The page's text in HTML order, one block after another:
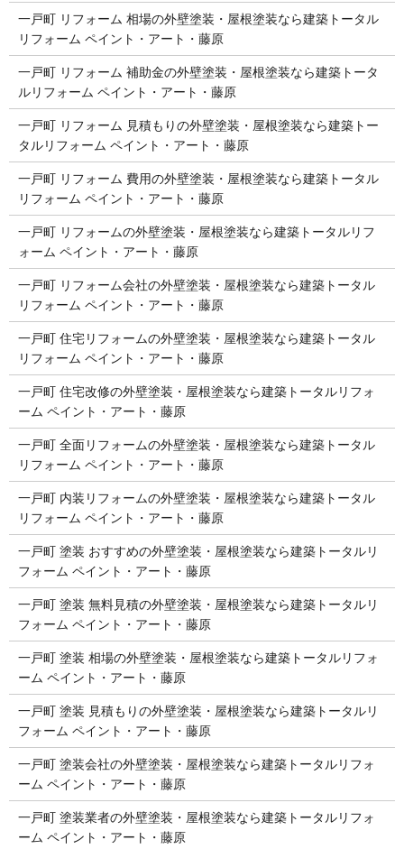
一戸町 リフォーム 相場の外壁塗装・屋根塗装なら建築トータル
リフォーム ペイント・アート・藤原
一戸町 リフォーム 補助金の外壁塗装・屋根塗装なら建築トータ
ルリフォーム ペイント・アート・藤原
一戸町 リフォーム 見積もりの外壁塗装・屋根塗装なら建築トー
タルリフォーム ペイント・アート・藤原
一戸町 リフォーム 費用の外壁塗装・屋根塗装なら建築トータル
リフォーム ペイント・アート・藤原
一戸町 リフォームの外壁塗装・屋根塗装なら建築トータルリフ
ォーム ペイント・アート・藤原
一戸町 リフォーム会社の外壁塗装・屋根塗装なら建築トータル
リフォーム ペイント・アート・藤原
一戸町 住宅リフォームの外壁塗装・屋根塗装なら建築トータル
リフォーム ペイント・アート・藤原
一戸町 住宅改修の外壁塗装・屋根塗装なら建築トータルリフォ
ーム ペイント・アート・藤原
一戸町 全面リフォームの外壁塗装・屋根塗装なら建築トータル
リフォーム ペイント・アート・藤原
一戸町 内装リフォームの外壁塗装・屋根塗装なら建築トータル
リフォーム ペイント・アート・藤原
一戸町 塗装 おすすめの外壁塗装・屋根塗装なら建築トータルリ
フォーム ペイント・アート・藤原
一戸町 塗装 無料見積の外壁塗装・屋根塗装なら建築トータルリ
フォーム ペイント・アート・藤原
一戸町 塗装 相場の外壁塗装・屋根塗装なら建築トータルリフォ
ーム ペイント・アート・藤原
一戸町 塗装 見積もりの外壁塗装・屋根塗装なら建築トータルリ
フォーム ペイント・アート・藤原
一戸町 塗装会社の外壁塗装・屋根塗装なら建築トータルリフォ
ーム ペイント・アート・藤原
一戸町 塗装業者の外壁塗装・屋根塗装なら建築トータルリフォ
ーム ペイント・アート・藤原